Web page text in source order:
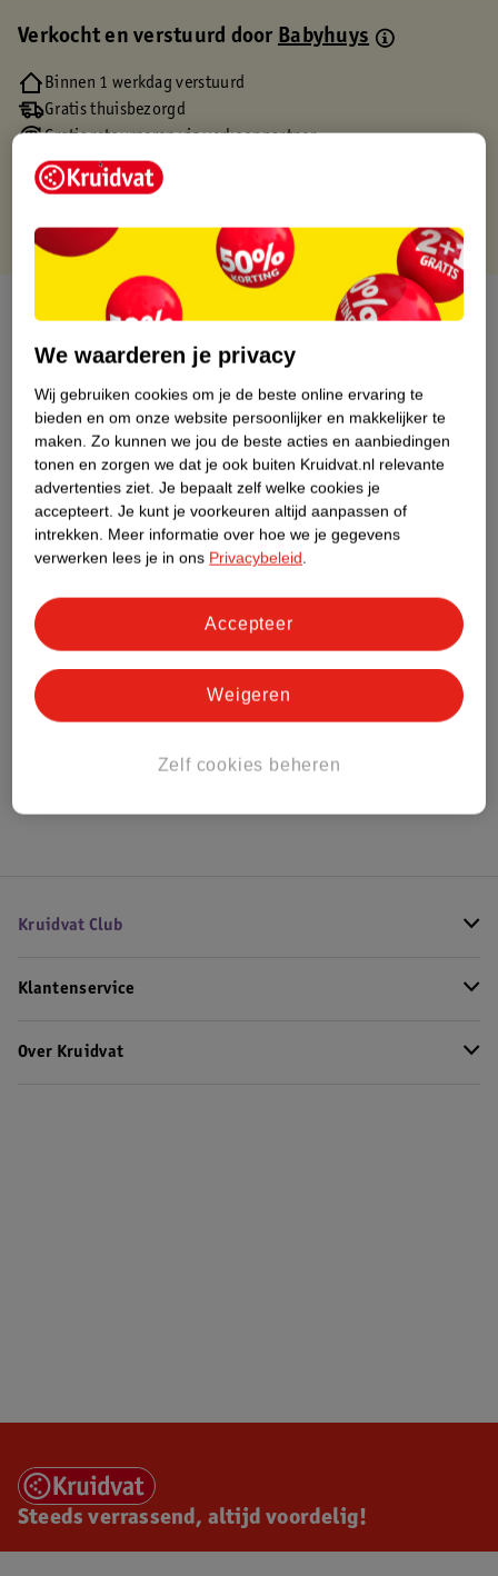
Verkocht en verstuurd doorBabyhuys
Binnen 1 werkdag verstuurd
Gratis thuisbezorgd
Gratis retourneren via verkooppartner.
Gratis punten met je Kruidvat kaart
Over dit product
Productinformatie
Nature Impact Score
Dit product heeft (nog) geen Nature
Impact Score.
Meer informatie
Bestel & Bezorginformatie
Bekijk ook
Kruidvat Club
Klantenservice
Over Kruidvat
Steeds verrassend, altijd voordelig!
We waarderen je privacy
Wij gebruiken cookies om je de beste online ervaring te
bieden en om onze website persoonlijker en makkelijker te
maken. Zo kunnen we jou de beste acties en aanbiedingen
tonen en zorgen we dat je ook buiten Kruidvat.nl relevante
advertenties ziet. Je bepaalt zelf welke cookies je
accepteert. Je kunt je voorkeuren altijd aanpassen of
intrekken. Meer informatie over hoe we je gegevens
verwerken lees je in ons Privacybeleid.
Zelf cookies beheren
Weigeren
Accepteer